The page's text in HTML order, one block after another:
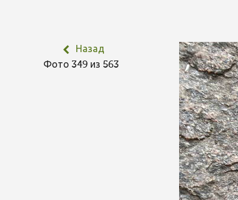
Назад
Фото 349 из 563